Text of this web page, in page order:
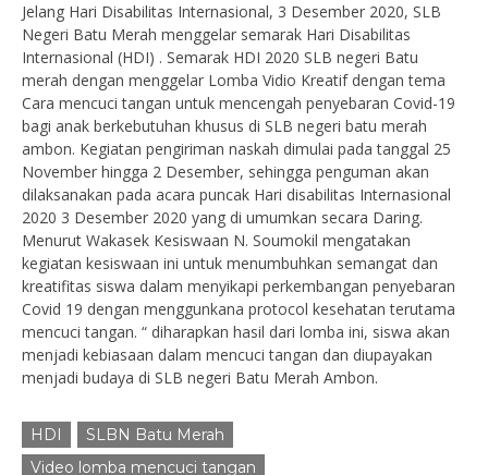
Jelang Hari Disabilitas Internasional, 3 Desember 2020, SLB
Negeri Batu Merah menggelar semarak Hari Disabilitas
Internasional (HDI) . Semarak HDI 2020 SLB negeri Batu
merah dengan menggelar Lomba Vidio Kreatif dengan tema
Cara mencuci tangan untuk mencengah penyebaran Covid-19
bagi anak berkebutuhan khusus di SLB negeri batu merah
ambon. Kegiatan pengiriman naskah dimulai pada tanggal 25
November hingga 2 Desember, sehingga penguman akan
dilaksanakan pada acara puncak Hari disabilitas Internasional
2020 3 Desember 2020 yang di umumkan secara Daring.
Menurut Wakasek Kesiswaan N. Soumokil mengatakan
kegiatan kesiswaan ini untuk menumbuhkan semangat dan
kreatifitas siswa dalam menyikapi perkembangan penyebaran
Covid 19 dengan menggunkana protocol kesehatan terutama
mencuci tangan. “ diharapkan hasil dari lomba ini, siswa akan
menjadi kebiasaan dalam mencuci tangan dan diupayakan
menjadi budaya di SLB negeri Batu Merah Ambon.
HDI
SLBN Batu Merah
Video lomba mencuci tangan